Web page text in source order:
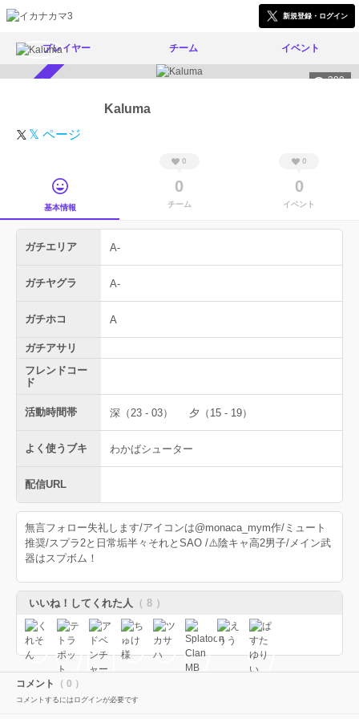
新規登録・ログイン
プレイヤー チーム イベント
399
Kaluma
𝕏 ページ
基本情報
0
0
チーム
0
0
イベント
ガチエリア A-
ガチヤグラ A-
ガチホコ A
ガチアサリ
フレンドコー
ド
活動時間帯 深（23 - 03） 夕（15 - 19）
よく使うブキ わかばシューター
配信URL
無言フォロー失礼します/アイコンは@monaca_mym作/ミュート
推奨/スプラ2と日常垢半々それとSAO /⚠️陰キャ高2男子/メイン武
器はスプボム！
いいね！してくれた人 （ 8 ）
コメント （ 0 ）
コメントするにはログインが必要です